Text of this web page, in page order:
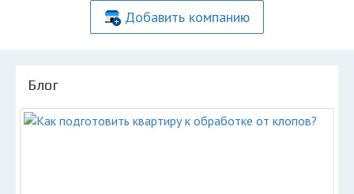
Добавить компанию
Блог